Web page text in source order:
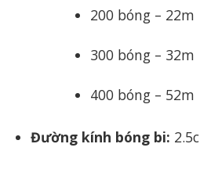
200 bóng – 22m
300 bóng – 32m
400 bóng – 52m
Đường kính bóng bi: